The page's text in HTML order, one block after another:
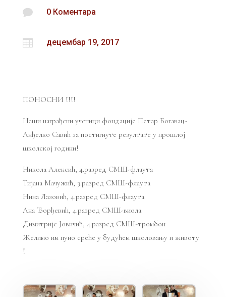
 0 Коментара
 децембар 19, 2017
ПОНОСНИ !!!!
Наши награђени ученици фондације Петар Богавац-
Анђелко Савић за постигнуте резултате у прошлој
школској години!
Никола Алексић, 4.разред СМШ-флаута
Тијана Мачужић, 3.разред СМШ-флаута
Нина Лазовић, 4.разред СМШ-флаута
Ана Ђорђевић, 4.разред СМШ-виола
Димитрије Јовичић, 4.разред СМШ-тромбон
Желимо им пуно среће у будућем школовању и животу
!